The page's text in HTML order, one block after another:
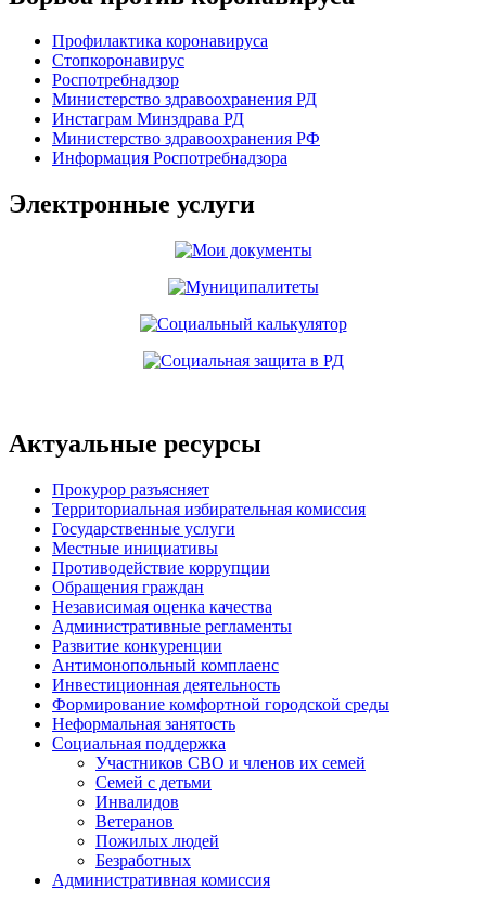
Профилактика коронавируса
Стопкоронавирус
Роспотребнадзор
Министерство здравоохранения РД
Инстаграм Минздрава РД
Министерство здравоохранения РФ
Информация Роспотребнадзора
Электронные услуги
Актуальные ресурсы
Прокурор разъясняет
Территориальная избирательная комиссия
Государственные услуги
Местные инициативы
Противодействие коррупции
Обращения граждан
Независимая оценка качества
Административные регламенты
Развитие конкуренции
Антимонопольный комплаенс
Инвестиционная деятельность
Формирование комфортной городской среды
Неформальная занятость
Социальная поддержка
Участников СВО и членов их семей
Семей с детьми
Инвалидов
Ветеранов
Пожилых людей
Безработных
Административная комиссия